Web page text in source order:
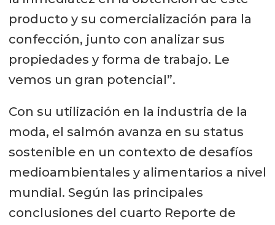
producto y su comercialización para la
confección, junto con analizar sus
propiedades y forma de trabajo. Le
vemos un gran potencial”.
Con su utilización en la industria de la
moda, el salmón avanza en su status
sostenible en un contexto de desafíos
medioambientales y alimentarios a nivel
mundial. Según las principales
conclusiones del cuarto Reporte de